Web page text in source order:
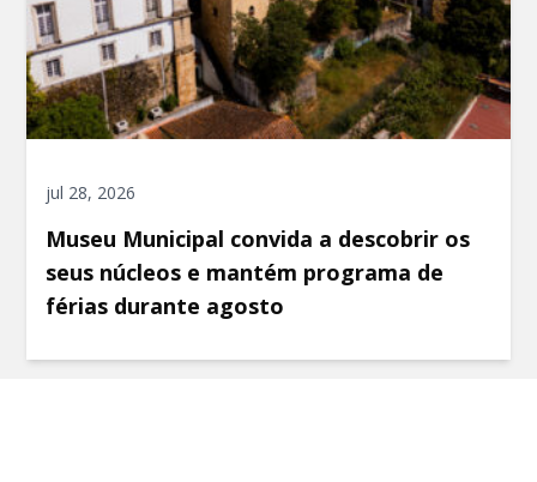
jul 28, 2026
Museu Municipal convida a descobrir os
seus núcleos e mantém programa de
férias durante agosto